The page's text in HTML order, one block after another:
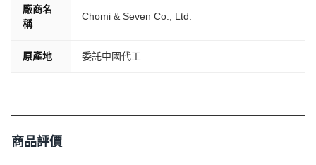
廠商名
稱
Chomi & Seven Co., Ltd.
原產地 委託中國代工
商品評價